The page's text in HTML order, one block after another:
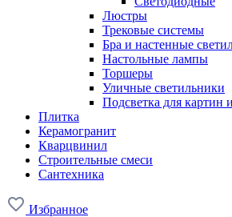
Люстры
Трековые системы
Бра и настенные
Настольные лампы
Торшеры
Уличные светильники
Подсветка для картин
Плитка
Керамогранит
Кварцвинил
Строительные смеси
Сантехника
Избранное